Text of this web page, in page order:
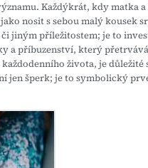
Každýkrát, kdy matka a
nosit s sebou malý kousek
jiným příležitostem; je to
a příbuzenství, který
života, je
jen šperk; je to symbolický